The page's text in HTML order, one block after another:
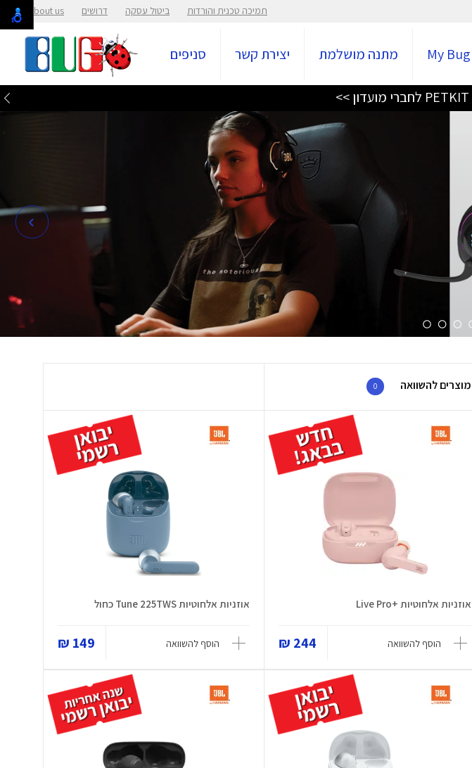
תמיכה טכנית והורדות ביטול עסקה דרושים About us
מתנה מושלמת יצירת קשר סניפים
מוצרים להשוואה 0
אוזניות אלחוטיות +Live Pro
הוסף להשוואה 244 ₪
אוזניות אלחוטיות Tune 225TWS כחול
הוסף להשוואה 149 ₪